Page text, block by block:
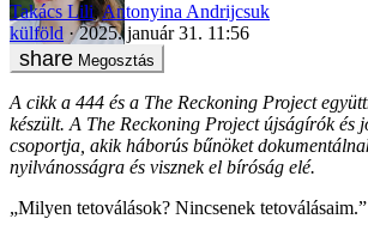
Takács Lili,Antonyina Andrijcsuk
külföld
2025. január 31. 11:56
Megosztás
A cikk a 444 és a The Reckoning Project
készült. A The Reckoning Project újságírók és
csoportja, akik háborús bűnöket
nyilvánosságra és visznek el bíróság elé.
„Milyen tetoválások? Nincsenek tetoválásaim.”